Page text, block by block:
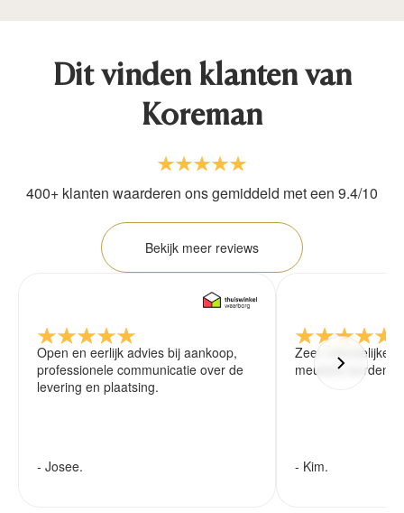
Dit vinden klanten van
Koreman
400+ klanten waarderen ons gemiddeld met een 9.4/10
Bekijk meer reviews
Open en eerlijk advies bij aankoop,
professionele communicatie over de
levering en plaatsing.
- Josee.
Zeer vriendelijke
meubels worden
- Kim.